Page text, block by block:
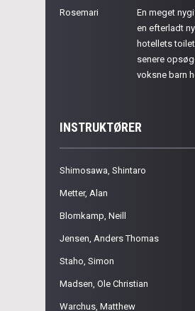
Rosemari
En meget
en efterladt
hotellets
senere
voksne barn
INSTRUKTØRER
Shimosawa, Shintaro
Metter, Alan
Blomkamp, Neill
Jensen, Anders Thomas
Staho, Simon
Madsen, Ole Christian
Warchus, Matthew